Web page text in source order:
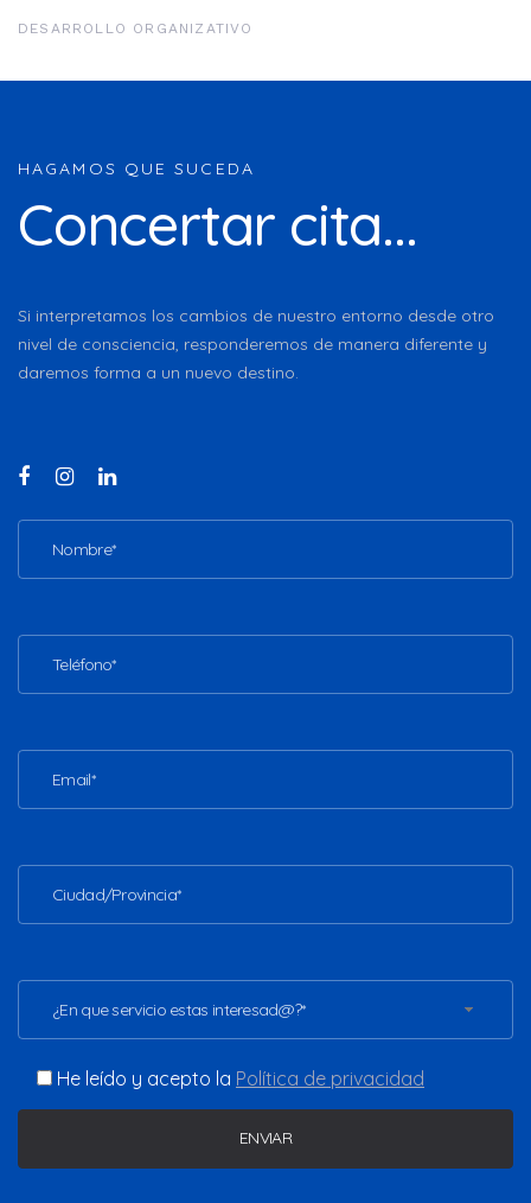
DESARROLLO ORGANIZATIVO
HAGAMOS QUE SUCEDA
Concertar cita...
Si interpretamos los cambios de nuestro entorno desde otro
nivel de consciencia, responderemos de manera diferente y
daremos forma a un nuevo destino.
¿En que servicio estas interesad@?*
He leído y acepto la Política de privacidad